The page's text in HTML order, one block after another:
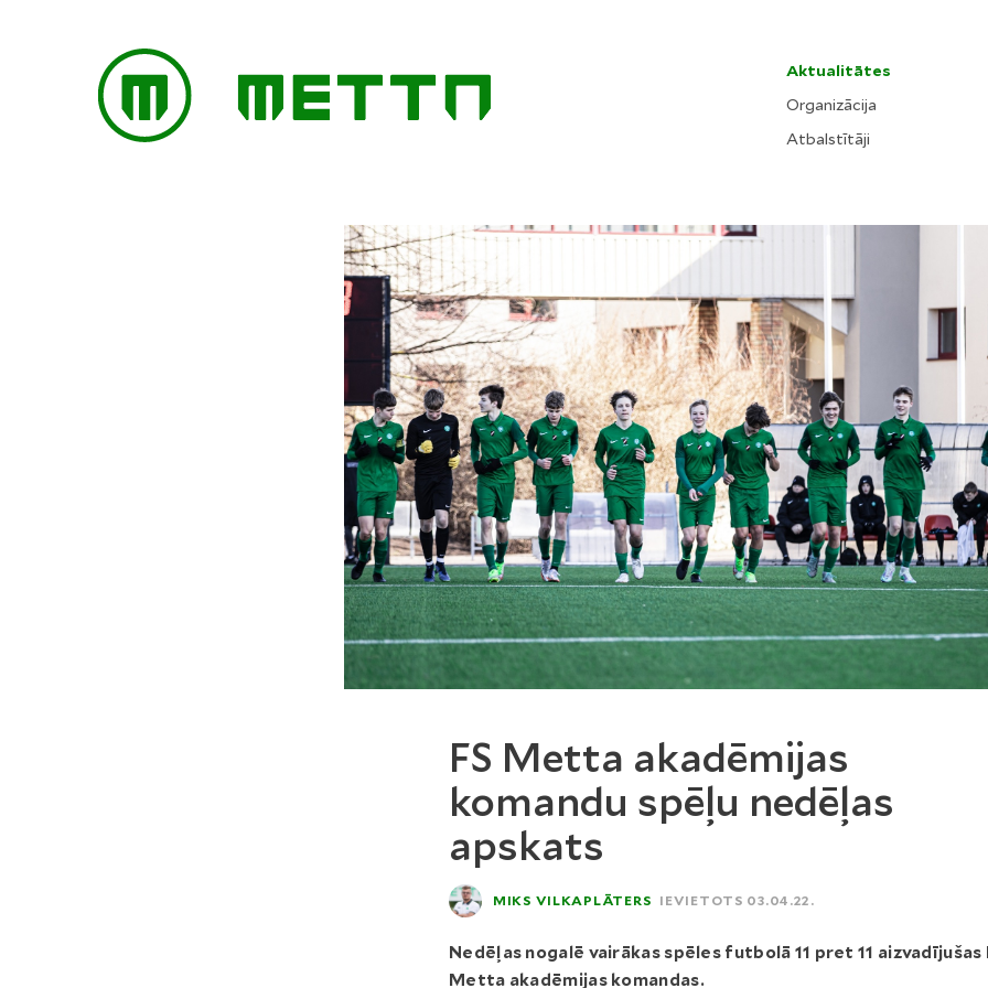
Aktualitātes
Organizācija
Atbalstītāji
FS Metta akadēmijas
komandu spēļu nedēļas
apskats
MIKS VILKAPLĀTERS IEVIETOTS 03.04.22.
Nedēļas nogalē vairākas spēles futbolā 11 pret 11 aizvadījušas
Metta akadēmijas komandas.